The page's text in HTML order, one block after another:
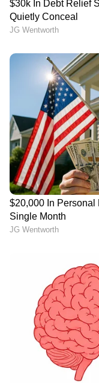
വിദ്വേഷ
LATEST VIDEOS
'നമ്മുടെ
തുള്ളി
കണ്ടിട്ടുണ്ടോ?'
അമിത് ഷാ
പ്രതിഷേധം;
സ്തംഭിച്ചു